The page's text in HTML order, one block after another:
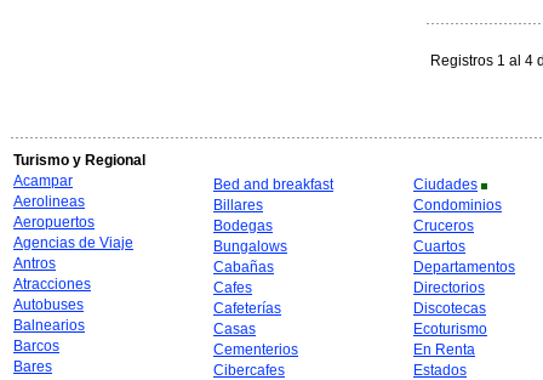
Registros 1 al 4
Turismo y Regional
Acampar
Aerolineas
Aeropuertos
Agencias de Viaje
Antros
Atracciones
Autobuses
Balnearios
Barcos
Bares
Bed and breakfast
Billares
Bodegas
Bungalows
Cabañas
Cafes
Cafeterías
Casas
Cementerios
Cibercafes
Ciudades
Condominios
Cruceros
Cuartos
Departamentos
Directorios
Discotecas
Ecoturismo
En Renta
Estados